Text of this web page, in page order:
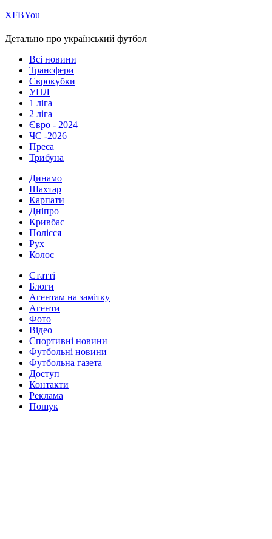
ХFBYou
Детально про український футбол
Всі новини
Трансфери
Єврокубки
УПЛ
1 ліга
2 ліга
Євро - 2024
ЧС -2026
Преса
Трибуна
Динамо
Шахтар
Карпати
Дніпро
Кривбас
Полісся
Рух
Колос
Статті
Блоги
Агентам на замітку
Агенти
Фото
Відео
Спортивні новини
Футбольні новини
Футбольна газета
Доступ
Контакти
Реклама
Пошук